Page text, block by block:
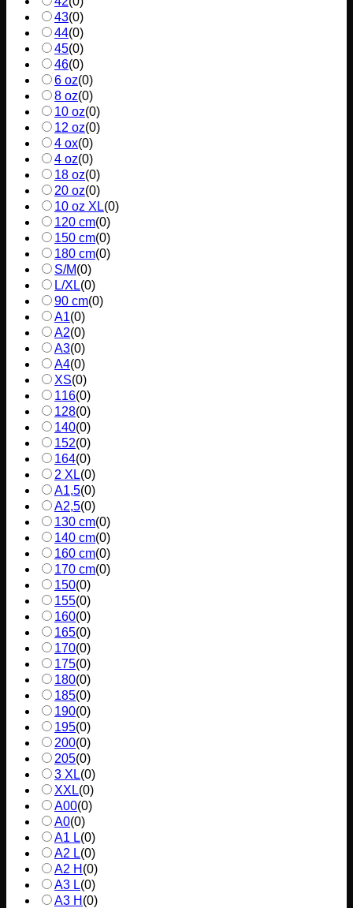
43(0)
44(0)
45(0)
46(0)
6 oz(0)
8 oz(0)
10 oz(0)
12 oz(0)
4 ox(0)
4 oz(0)
18 oz(0)
20 oz(0)
10 oz XL(0)
120 cm(0)
150 cm(0)
180 cm(0)
S/M(0)
L/XL(0)
90 cm(0)
A1(0)
A2(0)
A3(0)
A4(0)
XS(0)
116(0)
128(0)
140(0)
152(0)
164(0)
2 XL(0)
A1,5(0)
A2,5(0)
130 cm(0)
140 cm(0)
160 cm(0)
170 cm(0)
150(0)
155(0)
160(0)
165(0)
170(0)
175(0)
180(0)
185(0)
190(0)
195(0)
200(0)
205(0)
3 XL(0)
XXL(0)
A00(0)
A0(0)
A1 L(0)
A2 L(0)
A2 H (0)
A3 L(0)
A3 H (0)